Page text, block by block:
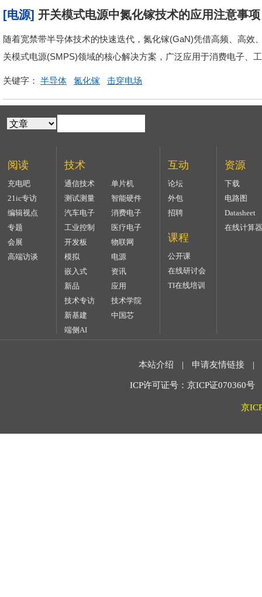
[电源] 开关模式电源中氮化镓技术的应用注意事项
随着宽禁带半导体技术的快速迭代，氮化镓(GaN)凭借高频、高
关模式电源(SMPS)领域的核心解决方案，广泛应用于消费电子、
关键字： 半导体 氮化镓 击穿电场
阅读
充电吧
21ic专访
编辑视点
专题
会展
高端访谈
技术
通信技术
单片机
测试测量
智能硬件
汽车电子
消费电子
工业控制
医疗电子
开发板
物联网
模拟
电源
嵌入式
资讯
新品
应用
技术专访
技术学院
新基建
中国芯
端侧AI
互动
论坛
外包
招聘
课程
公开课
在线研讨会
TI在线培训
资源
下载
电路图
Datasheet
在线计算器
本站介绍 | 申请友情链接 |
ICP许可证号：京ICP证070360
京